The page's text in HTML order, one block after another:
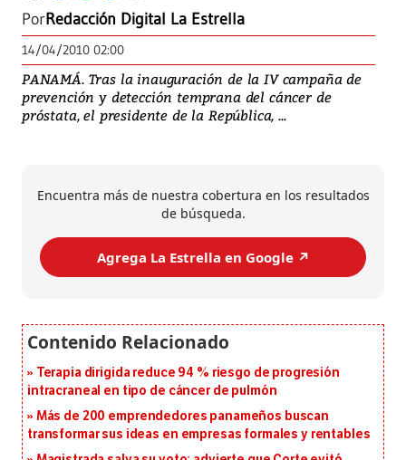
PorRedacción Digital La Estrella
14/04/2010 02:00
PANAMÁ. Tras la inauguración de la IV campaña de
prevención y detección temprana del cáncer de
próstata, el presidente de la República, ...
Encuentra más de nuestra cobertura en los resultados
de búsqueda.
Agrega La Estrella en Google ↗️
Terapia dirigida reduce 94 % riesgo de progresión
intracraneal en tipo de cáncer de pulmón
Más de 200 emprendedores panameños buscan
transformar sus ideas en empresas formales y rentables